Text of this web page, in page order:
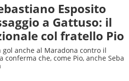
Esposito
a Gattuso: il
col fratello Pio
anche al Maradona contro il
che, come Pio, anche Seba